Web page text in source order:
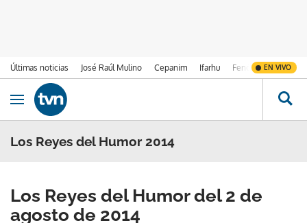
Últimas noticias José Raúl Mulino Cepanim Ifarhu Fenómeno de El
EN VIVO
Ir al contenido
Obrir navegació
Los Reyes del Humor 2014
Los Reyes del Humor del 2 de
agosto de 2014